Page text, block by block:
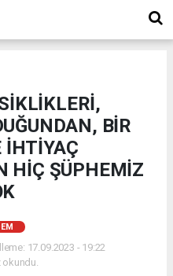
BİR
İHTİYAÇ
HİÇ ŞÜPHEMİZ
17.09.2023 - 19:22